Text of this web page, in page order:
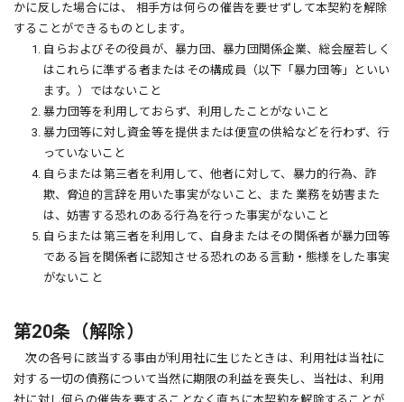
かに反した場合には、 相手方は何らの催告を要せずして本契約を解除
することができるものとします。
1. 自らおよびその役員が、暴力団、暴力団関係企業、総会屋若しく
はこれらに準ずる者またはその構成員（以下「暴力団等」といい
ます。）ではないこと
2. 暴力団等を利用しておらず、利用したことがないこと
3. 暴力団等に対し資金等を提供または便宣の供給などを行わず、行
っていないこと
4. 自らまたは第三者を利用して、他者に対して、暴力的行為、詐
欺、脅迫的言辞を用いた事実がないこと、また 業務を妨害また
は、妨害する恐れのある行為を行った事実がないこと
5. 自らまたは第三者を利用して、自身またはその関係者が暴力団等
である旨を関係者に認知させる恐れのある言動・態様をした事実
がないこと
第20条（解除）
次の各号に該当する事由が利用社に生じたときは、利用社は当社に
対する一切の債務について当然に期限の利益を喪失し、当社は、利用